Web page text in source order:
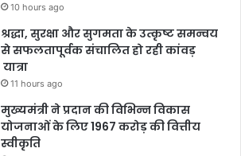
10 hours ago
श्रद्धा, सुरक्षा और सुगमता के उत्कृष्ट समन्वय
से सफलतापूर्वक संचालित हो रही कांवड़
यात्रा
11 hours ago
मुख्यमंत्री ने प्रदान की विभिन्न विकास
योजनाओं के लिए 1967 करोड़ की वित्तीय
स्वीकृति